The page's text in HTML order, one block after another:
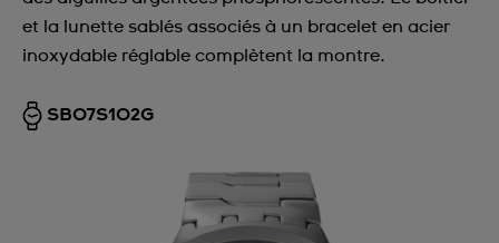
et la lunette sablés associés à un bracelet en acier
inoxydable réglable complètent la montre.
SB07S102G